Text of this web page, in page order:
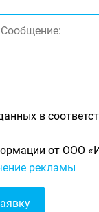
в
от ООО
рекламы